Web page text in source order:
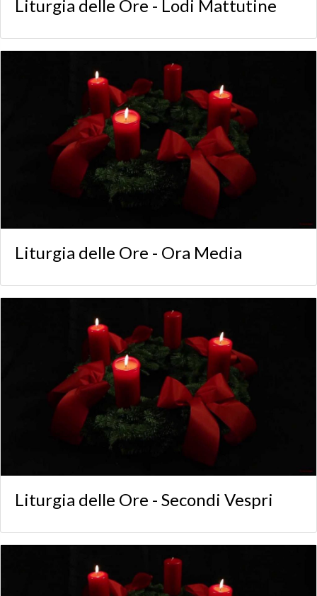
Liturgia delle Ore - Lodi Mattutine
Liturgia delle Ore - Ora Media
Liturgia delle Ore - Secondi Vespri